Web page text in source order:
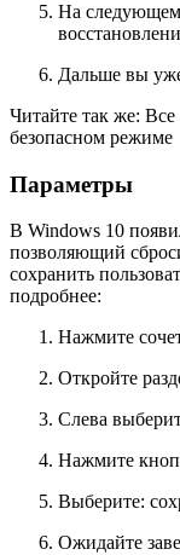
На
Дальше вы уже
Читайте так же:
безопасном режиме
Параметры
В Windows 10
позволяющий
сохранить
подробнее:
Нажмите
Откройте
Слева
Нажмите
Выберите:
Ожидайте